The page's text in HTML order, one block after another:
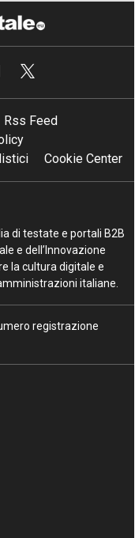
Rss Feed
Cookie Center
di testate e portali B2B
e dell’Innovazione
la cultura digitale e
italiane.
registrazione